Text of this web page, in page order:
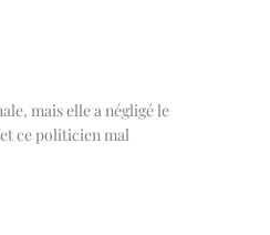
mais elle a négligé le
ce politicien mal